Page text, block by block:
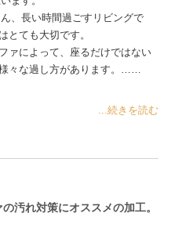
、長い時間過ごすリビングで
とても大切です。
ァによって、座るだけではない
々な過し方があります。……
...続きを読む
の汚れ対策にオススメの加工。